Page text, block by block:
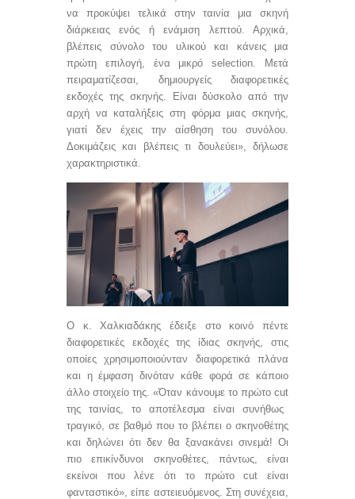
να προκύψει τελικά στην ταινία μια σκηνή
διάρκειας ενός ή ενάμιση λεπτού. Αρχικά,
βλέπεις σύνολο του υλικού και κάνεις μια
πρώτη επιλογή, ένα μικρόselection . Μετά
πειραματίζεσαι, δημιουργείς διαφορετικές
εκδοχές της σκηνής. Είναι δύσκολο από την
αρχή να καταλήξεις στη φόρμα μιας σκηνής,
γιατί δεν έχεις την αίσθηση του συνόλου.
Δοκιμάζεις και βλέπεις τι δουλεύει», δήλωσε
χαρακτηριστικά.
Ο κ. Χαλκιαδάκης έδειξε στο κοινό πέντε
διαφορετικές εκδοχές της ίδιας σκηνής, στις
οποίες χρησιμοποιούνταν διαφορετικά πλάνα
και η έμφαση δινόταν κάθε φορά σε κάποιο
άλλο στοιχείο της. «Όταν κάνουμε το πρώτο cut
της ταινίας, το αποτέλεσμα είναι συνήθως
τραγικό, σε βαθμό που το βλέπει ο σκηνοθέτης
και δηλώνει ότι δεν θα ξανακάνει σινεμά! Οι
πιο επικίνδυνοι σκηνοθέτες, πάντως, είναι
εκείνοι που λένε ότι το πρώτοcut είναι
φανταστικό», είπε αστειευόμενος. Στη συνέχεια,